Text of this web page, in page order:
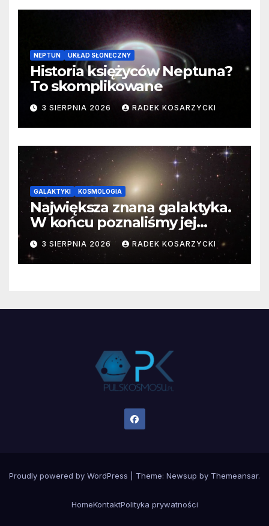
NEPTUN UKŁAD SŁONECZNY
Historia księżyców Neptuna?
To skomplikowane
3 SIERPNIA 2026 RADEK KOSARZYCKI
GALAKTYKI KOSMOLOGIA
Największa znana galaktyka.
W końcu poznaliśmy jej
faktyczne wymiary
3 SIERPNIA 2026 RADEK KOSARZYCKI
Proudly powered by WordPress Theme: Newsup by Themeansar.
HomeKontaktPolityka prywatności